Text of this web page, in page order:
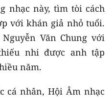
nhạc này, tìm tòi cách
với khán giả nhỏ tuổi.
Văn Chung với
nhi được anh tập
năm.
cá nhân, Hội Âm nhạc